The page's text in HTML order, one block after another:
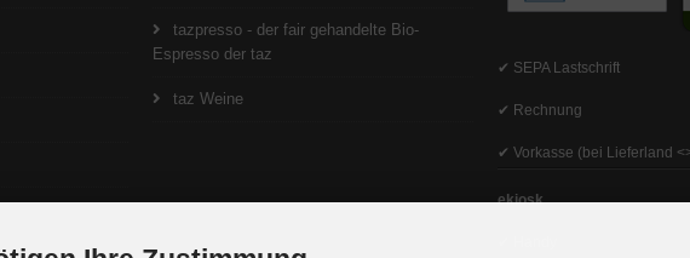
tazpresso - der fair gehandelte Bio-
Espresso der taz
taz Weine
✔ SEPA Lastschrift
✔ Rechnung
✔ Vorkasse (bei Lieferland
ekiosk